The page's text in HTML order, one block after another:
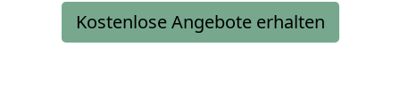
Kostenlose Angebote erhalten